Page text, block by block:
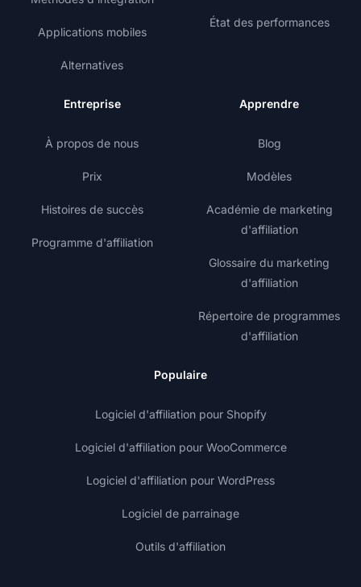
Applications mobiles
Alternatives
État des performances
Entreprise
À propos de nous
Prix
Histoires de succès
Programme d'affiliation
Apprendre
Blog
Modèles
Académie de marketing
d'affiliation
Glossaire du marketing
d'affiliation
Répertoire de programmes
d'affiliation
Populaire
Logiciel d'affiliation pour Shopify
Logiciel d'affiliation pour WooCommerce
Logiciel d'affiliation pour WordPress
Logiciel de parrainage
Outils d'affiliation